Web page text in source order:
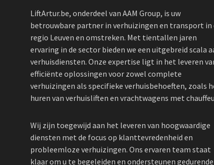
LiftArtur.be, onderdeel van AAM Group, is uw
betrouwbare partner in verhuizingen en transport in
regio Leuven en omstreken. Met tientallen jaren
ervaring in de sector bieden we een uitgebreid scala
verhuisdiensten. Onze expertise ligt in het leveren
efficiënte oplossingen voor zowel complete
verhuizingen als specifieke verhuisbehoeften, zoals
huren van verhuisliften en vrachtwagens met
Wij zijn toegewijd aan het leveren van hoogwaardige
diensten met de focus op klanttevredenheid en
probleemloze verhuizingen. Ons ervaren team staat
klaar om u te begeleiden en ondersteunen gedurende